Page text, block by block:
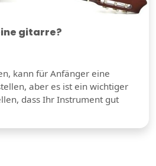
gitarre?
kann für Anfänger eine
aber es ist ein wichtiger
dass Ihr Instrument gut